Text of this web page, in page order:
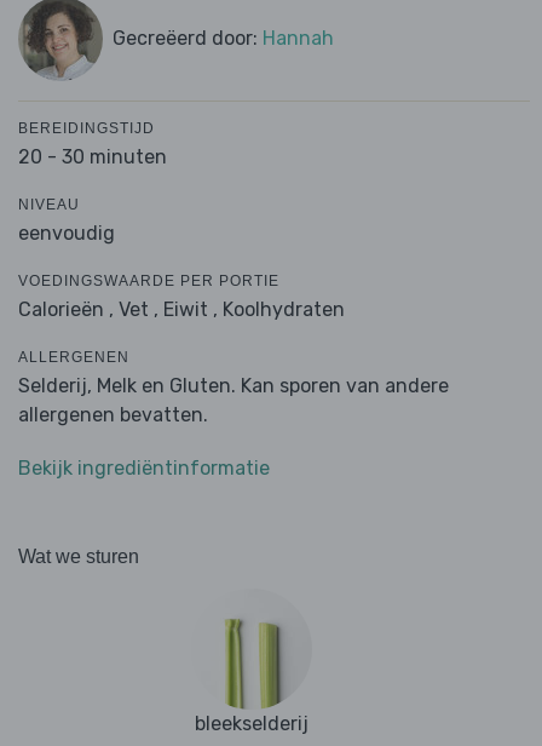
Gecreëerd door: Hannah
BEREIDINGSTIJD
20 - 30 minuten
NIVEAU
eenvoudig
VOEDINGSWAARDE PER PORTIE
Calorieën , Vet , Eiwit , Koolhydraten
ALLERGENEN
Selderij, Melk en Gluten. Kan sporen van andere
allergenen bevatten.
Bekijk ingrediëntinformatie
Wat we sturen
bleekselderij